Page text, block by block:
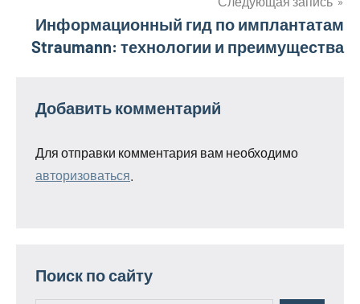
Информационный гид по имплантатам
Straumann: технологии и преимущества
Добавить комментарий
Для отправки комментария вам необходимо
авторизоваться
Поиск по сайту